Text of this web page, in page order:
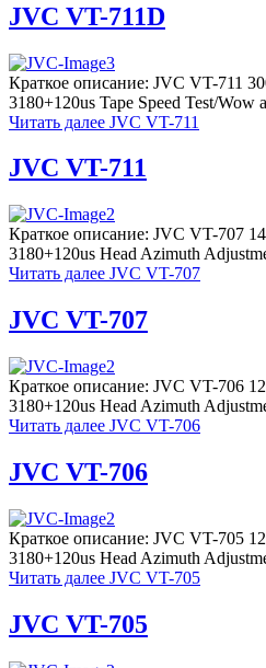
JVC VT-711D
Краткое описание: JVC VT-711
3180+120us Tape Speed Test/
Читать далее JVC VT-711
JVC VT-711
Краткое описание: JVC VT-707
3180+120us Head Azimuth
Читать далее JVC VT-707
JVC VT-707
Краткое описание: JVC VT-706
3180+120us Head Azimuth
Читать далее JVC VT-706
JVC VT-706
Краткое описание: JVC VT-705
3180+120us Head Azimuth
Читать далее JVC VT-705
JVC VT-705